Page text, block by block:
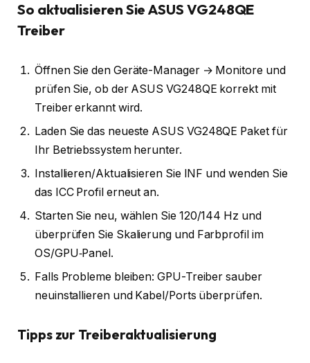
So aktualisieren Sie ASUS VG248QE
Treiber
Öffnen Sie den Geräte-Manager → Monitore und
prüfen Sie, ob der ASUS VG248QE korrekt mit
Treiber erkannt wird.
Laden Sie das neueste ASUS VG248QE Paket für
Ihr Betriebssystem herunter.
Installieren/Aktualisieren Sie INF und wenden Sie
das ICC Profil erneut an.
Starten Sie neu, wählen Sie 120/144 Hz und
überprüfen Sie Skalierung und Farbprofil im
OS/GPU‑Panel.
Falls Probleme bleiben: GPU-Treiber sauber
neuinstallieren und Kabel/Ports überprüfen.
Tipps zur Treiberaktualisierung